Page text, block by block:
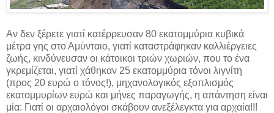
Αν δεν ξέρετε γιατί κατέρρευσαν 80 εκατομμύρια κυβικά
μέτρα γης στο Αμύνταιο, γιατί καταστράφηκαν καλλιέργειες
ζωής, κινδύνευσαν οι κάτοικοι τριών χωριών, που το ένα
γκρεμίζεται, γιατί χάθηκαν 25 εκατομμύρια τόνοι λιγνίτη
(προς 20 ευρώ ο τόνος!), μηχανολογικός εξοπλισμός
εκατομμυρίων ευρώ και μήνες παραγωγής, η απάντηση είναι
μία: Γιατί οι αρχαιολόγοι σκάβουν ανεξέλεγκτα για αρχαία!!!